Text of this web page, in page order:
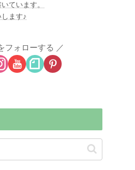
ています。
ます♪
フォローする